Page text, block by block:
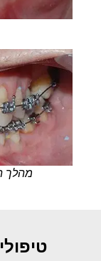
מהלך